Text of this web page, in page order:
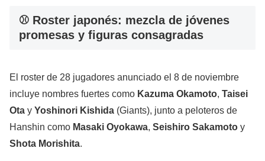
⚾ Roster japonés: mezcla de jóvenes
promesas y figuras consagradas
El roster de 28 jugadores anunciado el 8 de noviembre
incluye nombres fuertes como Kazuma Okamoto, Taisei
Ota y Yoshinori Kishida (Giants), junto a peloteros de
Hanshin como Masaki Oyokawa, Seishiro Sakamoto y
Shota Morishita.